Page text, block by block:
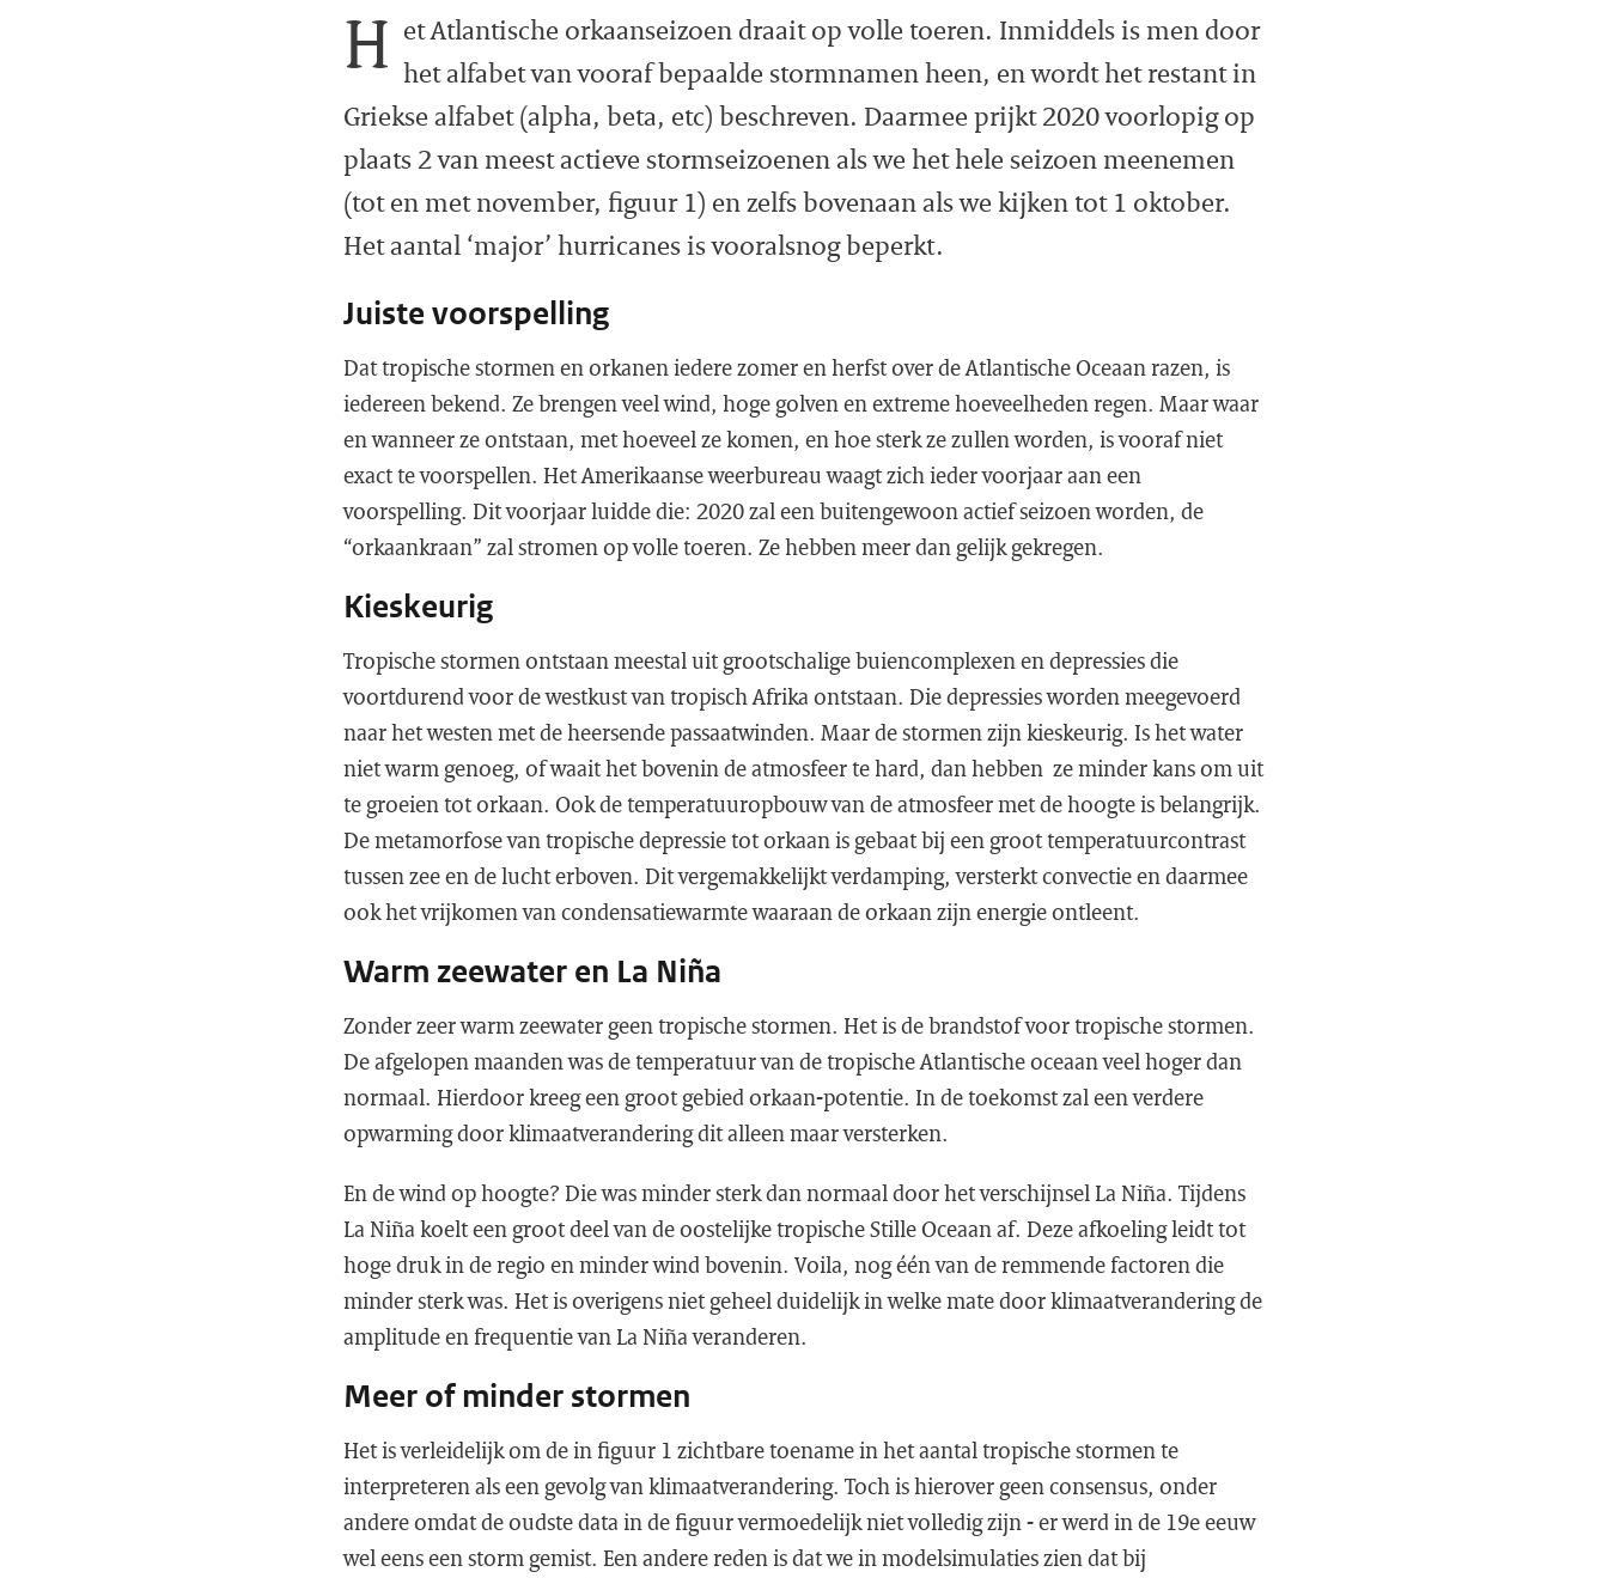
H et Atlantische orkaanseizoen draait op volle toeren. Inmiddels is men door
het alfabet van vooraf bepaalde stormnamen heen, en wordt het restant in
Griekse alfabet (alpha, beta, etc) beschreven. Daarmee prijkt 2020 voorlopig op
plaats 2 van meest actieve stormseizoenen als we het hele seizoen meenemen
(tot en met november, figuur 1) en zelfs bovenaan als we kijken tot 1 oktober.
Het aantal ‘major’ hurricanes is vooralsnog beperkt.
Juiste voorspelling
Dat tropische stormen en orkanen iedere zomer en herfst over de Atlantische Oceaan razen, is
iedereen bekend. Ze brengen veel wind, hoge golven en extreme hoeveelheden regen. Maar waar
en wanneer ze ontstaan, met hoeveel ze komen, en hoe sterk ze zullen worden, is vooraf niet
exact te voorspellen. Het Amerikaanse weerbureau waagt zich ieder voorjaar aan een
voorspelling. Dit voorjaar luidde die: 2020 zal een buitengewoon actief seizoen worden, de
“orkaankraan” zal stromen op volle toeren. Ze hebben meer dan gelijk gekregen.
Kieskeurig
Tropische stormen ontstaan meestal uit grootschalige buiencomplexen en depressies die
voortdurend voor de westkust van tropisch Afrika ontstaan. Die depressies worden meegevoerd
naar het westen met de heersende passaatwinden. Maar de stormen zijn kieskeurig. Is het water
niet warm genoeg, of waait het bovenin de atmosfeer te hard, dan hebben ze minder kans om uit
te groeien tot orkaan. Ook de temperatuuropbouw van de atmosfeer met de hoogte is belangrijk.
De metamorfose van tropische depressie tot orkaan is gebaat bij een groot temperatuurcontrast
tussen zee en de lucht erboven. Dit vergemakkelijkt verdamping, versterkt convectie en daarmee
ook het vrijkomen van condensatiewarmte waaraan de orkaan zijn energie ontleent.
Warm zeewater en La Niña
Zonder zeer warm zeewater geen tropische stormen. Het is de brandstof voor tropische stormen.
De afgelopen maanden was de temperatuur van de tropische Atlantische oceaan veel hoger dan
normaal. Hierdoor kreeg een groot gebied orkaan-potentie. In de toekomst zal een verdere
opwarming door klimaatverandering dit alleen maar versterken.
En de wind op hoogte? Die was minder sterk dan normaal door het verschijnsel La Niña. Tijdens
La Niña koelt een groot deel van de oostelijke tropische Stille Oceaan af. Deze afkoeling leidt tot
hoge druk in de regio en minder wind bovenin. Voila, nog één van de remmende factoren die
minder sterk was. Het is overigens niet geheel duidelijk in welke mate door klimaatverandering de
amplitude en frequentie van La Niña veranderen.
Meer of minder stormen
Het is verleidelijk om de in figuur 1 zichtbare toename in het aantal tropische stormen te
interpreteren als een gevolg van klimaatverandering. Toch is hierover geen consensus, onder
andere omdat de oudste data in de figuur vermoedelijk niet volledig zijn - er werd in de 19e eeuw
wel eens een storm gemist. Een andere reden is dat we in modelsimulaties zien dat bij